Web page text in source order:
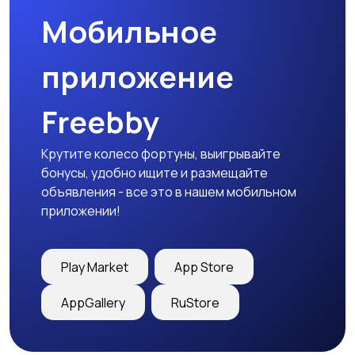
Мобильное
приложение
Freebby
Крутите колесо фортуны, выигрывайте
бонусы, удобно ищите и размещайте
объявления - все это в нашем мобильном
приложении!
Play Market App Store
AppGallery RuStore